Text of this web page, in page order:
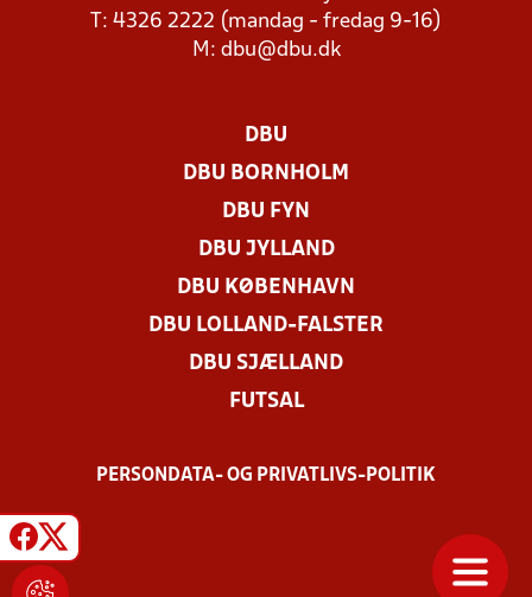
T: 4326 2222 (mandag - fredag 9-16)
M: dbu@dbu.dk
DBU
DBU BORNHOLM
DBU FYN
DBU JYLLAND
DBU KØBENHAVN
DBU LOLLAND-FALSTER
DBU SJÆLLAND
FUTSAL
PERSONDATA- OG PRIVATLIVS-POLITIK